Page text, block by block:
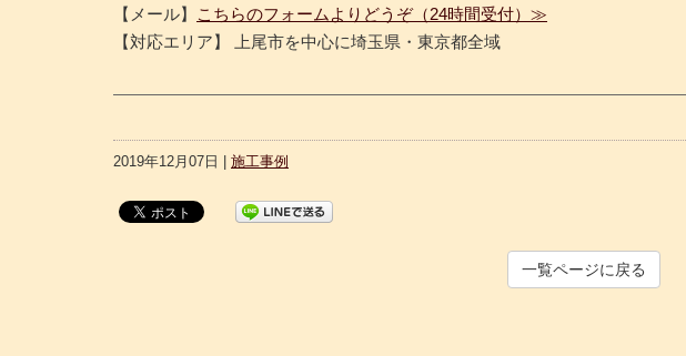
【メール】
こちらのフォームよりどうぞ（24時間受付）≫
【対応エリア】 上尾市を中心に埼玉県・東京都全域
2019年12月07日 | 施工事例
一覧ページに戻る